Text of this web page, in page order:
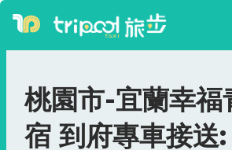
桃園市-宜蘭幸福
宿 到府專車接